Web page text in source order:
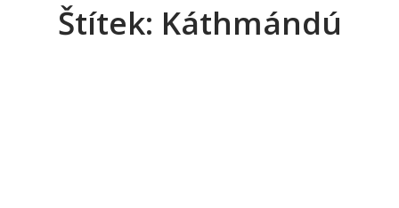
Štítek: Káthmándú